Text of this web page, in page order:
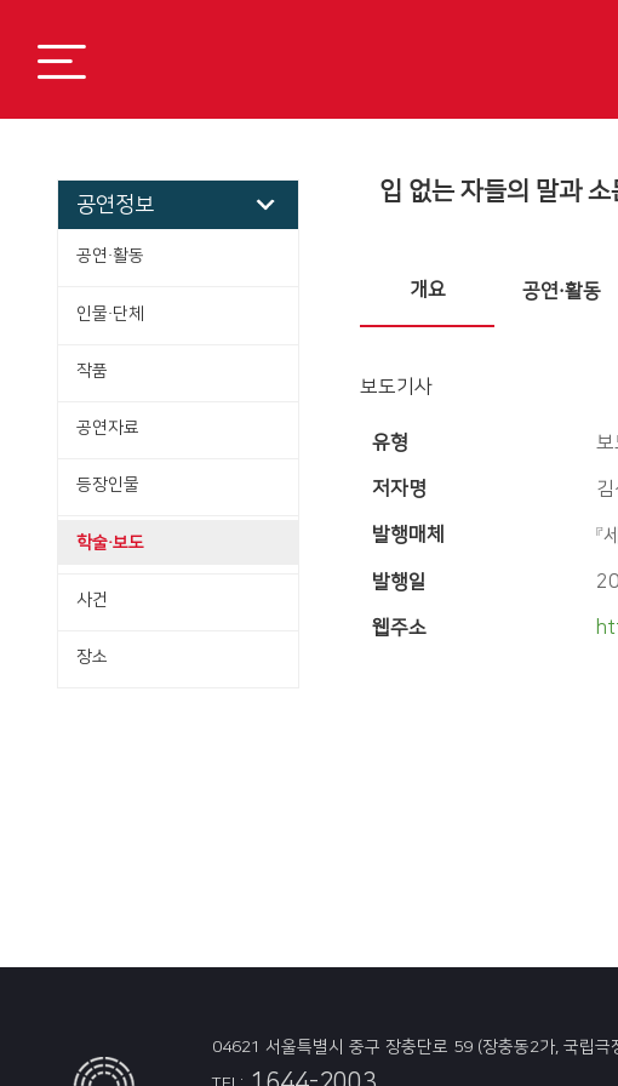
공연정보
공연·활동
인물·단체
작품
공연자료
등장인물
학술·보도
사건
장소
입 없는 자들의 말과
개요 공연·활동
보도기사
유형 보
저자명 김
발행매체 『
발행일
웹주소
04621 서울특별시 중구 장충단로 59 (장충동2가, 국립극